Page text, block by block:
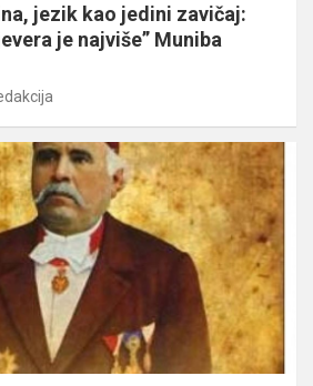
jezik kao jedini zavičaj:
je najviše” Muniba